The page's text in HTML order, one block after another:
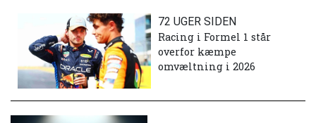
72 UGER SIDEN
Racing i Formel 1 står
overfor kæmpe
omvæltning i 2026